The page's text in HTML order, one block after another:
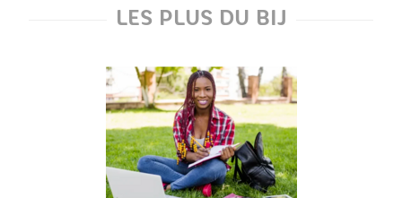
Mon corps, mon identité
Amour et sexualité
Excès et addictions
LES PLUS DU BIJ